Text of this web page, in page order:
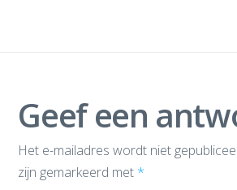
Geef een
Het e-mailadres wordt niet
zijn gemarkeerd met *